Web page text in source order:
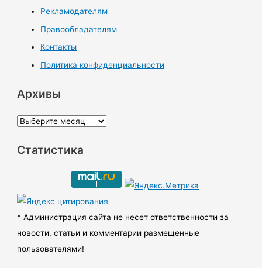
Рекламодателям
Правообладателям
Контакты
Политика конфиденциальности
Архивы
А
х
ы
Статистика
* Администрация сайта не несет ответственности за
новости, статьи и комментарии размещенные
пользователями!